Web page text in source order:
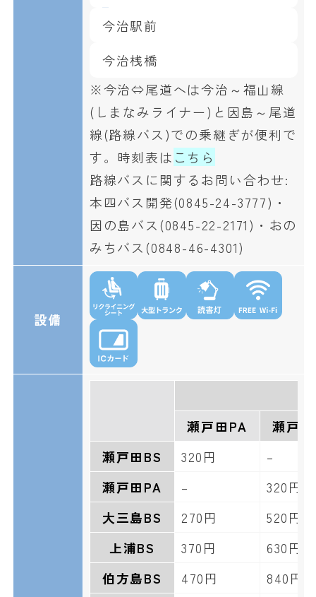
今治駅前
今治桟橋
※今治⇔尾道へは今治～福山線
(しまなみライナー)と因島～尾道
線(路線バス)での乗継ぎが便利で
す。時刻表は こちら
路線バスに関するお問い合わせ:
本四バス開発(0845-24-3777)・
因の島バス(0845-22-2171)・おの
みちバス(0848-46-4301)
設備
瀬戸田PA
瀬戸
瀬戸田BS
320円
–
瀬戸田PA
–
320円
大三島BS
270円
520円
上浦BS
370円
630円
伯方島BS
470円
840円